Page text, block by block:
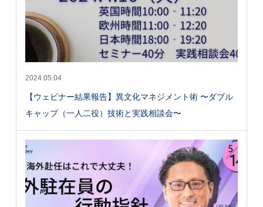
2024.05.04
【ウェビナー結果報告】異文化マネジメント術 〜ダブル
キャップ（一人二役）技術と実践相談会〜